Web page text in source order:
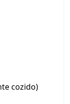
cozido)